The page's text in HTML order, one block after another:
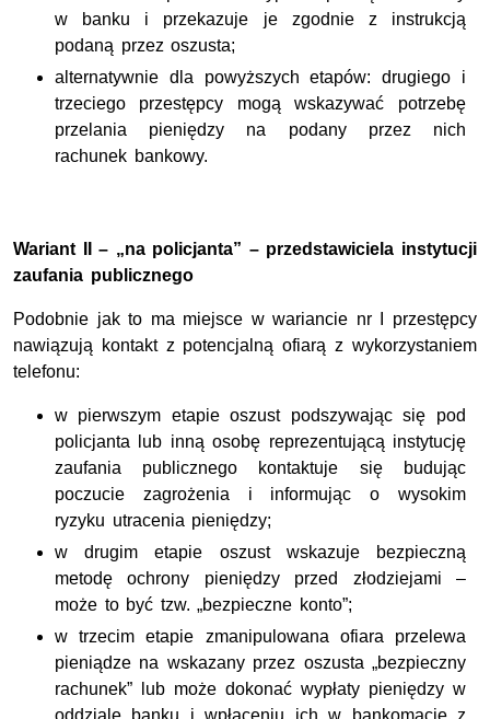
w banku i przekazuje je zgodnie z instrukcją
podaną przez oszusta;
alternatywnie dla powyższych etapów: drugiego i
trzeciego przestępcy mogą wskazywać potrzebę
przelania pieniędzy na podany przez nich
rachunek bankowy.
Wariant II – „na policjanta” – przedstawiciela instytucji
zaufania publicznego
Podobnie jak to ma miejsce w wariancie nr I przestępcy
nawiązują kontakt z potencjalną ofiarą z wykorzystaniem
telefonu:
w pierwszym etapie oszust podszywając się pod
policjanta lub inną osobę reprezentującą instytucję
zaufania publicznego kontaktuje się budując
poczucie zagrożenia i informując o wysokim
ryzyku utracenia pieniędzy;
w drugim etapie oszust wskazuje bezpieczną
metodę ochrony pieniędzy przed złodziejami –
może to być tzw. „bezpieczne konto”;
w trzecim etapie zmanipulowana ofiara przelewa
pieniądze na wskazany przez oszusta „bezpieczny
rachunek” lub może dokonać wypłaty pieniędzy w